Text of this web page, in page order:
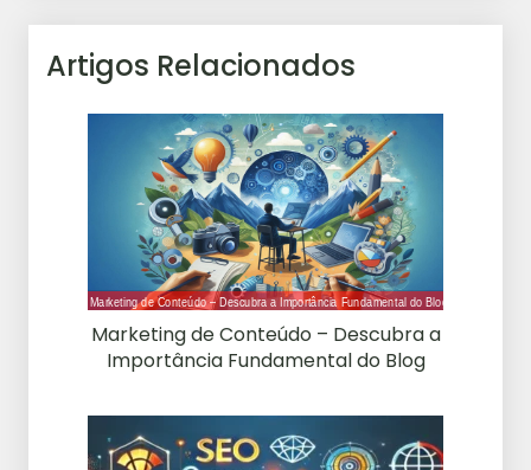
Artigos Relacionados
Marketing de Conteúdo – Descubra a
Importância Fundamental do Blog